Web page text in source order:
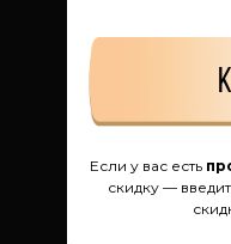
Если у вас есть
скидку —